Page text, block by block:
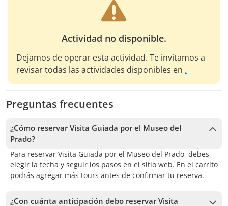
Actividad no disponible.
Dejamos de operar esta actividad. Te invitamos a
revisar todas las actividades disponibles en .
Preguntas frecuentes
¿Cómo reservar Visita Guiada por el Museo del
Prado?
Para reservar Visita Guiada por el Museo del Prado, debes
elegir la fecha y seguir los pasos en el sitio web. En el carrito
podrás agregar más tours antes de confirmar tu reserva.
¿Con cuánta anticipación debo reservar Visita